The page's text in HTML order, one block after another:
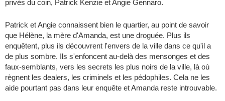
privés du coin, Patrick Kenzie et Angie Gennaro.
Patrick et Angie connaissent bien le quartier, au point de savoir
que Hélène, la mère d'Amanda, est une droguée. Plus ils
enquêtent, plus ils découvrent l'envers de la ville dans ce qu'il a
de plus sombre. Ils s'enfoncent au-delà des mensonges et des
faux-semblants, vers les secrets les plus noirs de la ville, là où
règnent les dealers, les criminels et les pédophiles. Cela ne les
aide pourtant pas dans leur enquête et Amanda reste introuvable.